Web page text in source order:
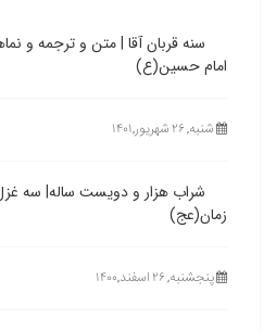
سنه قربان آقا | متن و ترجمه و
امام حسین(ع)
شنبه, ۲۶ شهریور,۱۴۰۱
شراب هزار و دویست ساله| سه غزل
زمان(عج)
پنجشنبه, ۲۶ اسفند,۱۴۰۰